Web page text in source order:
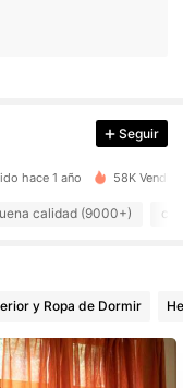
Seguir
hace 1 año 58K
calidad (9000+)
y Ropa de Dormir